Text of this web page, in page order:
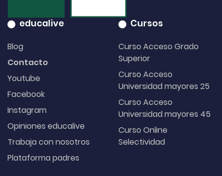
educalive
Blog
Contacto
Youtube
Facebook
Instagram
Opiniones educalive
Trabaja con nosotros
Plataforma padres
Cursos
Curso Acceso Grado
Superior
Curso Acceso
Universidad mayores 25
Curso Acceso
Universidad mayores 45
Curso Online
Selectividad